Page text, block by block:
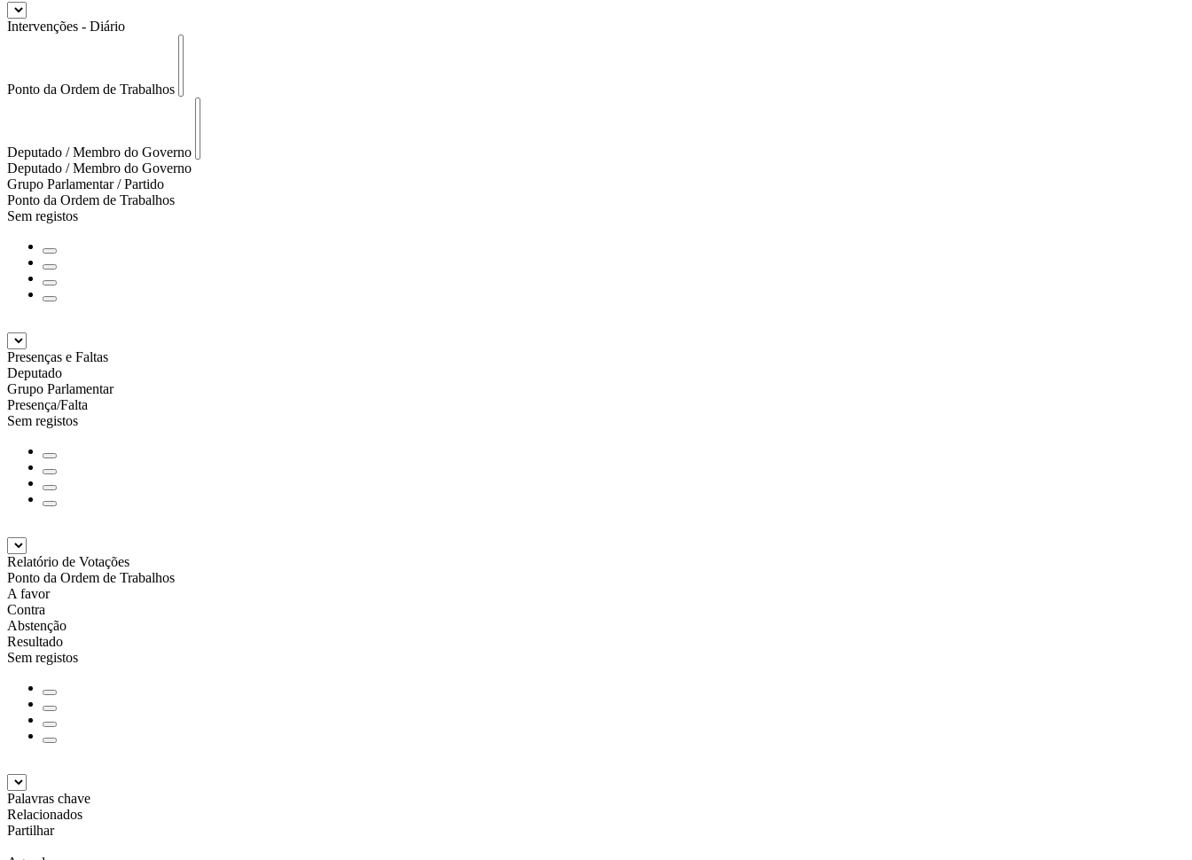
Intervenções - Diário
Ponto da Ordem de Trabalhos
Deputado / Membro do Governo
Deputado / Membro do Governo
Grupo Parlamentar / Partido
Ponto da Ordem de Trabalhos
Sem registos
Presenças e Faltas
Deputado
Grupo Parlamentar
Presença/Falta
Sem registos
Relatório de Votações
Ponto da Ordem de Trabalhos
A favor
Contra
Abstenção
Resultado
Sem registos
Palavras chave
Relacionados
Partilhar